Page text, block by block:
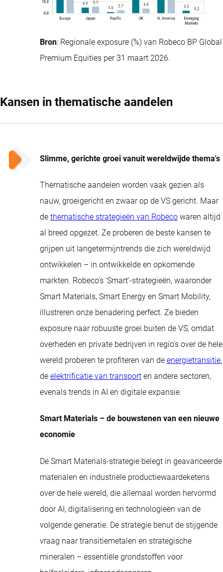
Bron: Regionale exposure (%) van Robeco BP Global
Premium Equities per 31 maart 2026.
Kansen in thematische aandelen
Slimme, gerichte groei vanuit wereldwijde thema's
Thematische aandelen worden vaak gezien als
nauw, groeigericht en zwaar op de VS gericht. Maar
de thematische strategieën van Robeco waren altijd
al breed opgezet. Ze proberen de beste kansen te
grijpen uit langetermijntrends die zich wereldwijd
ontwikkelen – in ontwikkelde en opkomende
markten. Robeco's 'Smart'-strategieën, waaronder
Smart Materials, Smart Energy en Smart Mobility,
illustreren onze benadering perfect. Ze bieden
exposure naar robuuste groei buiten de VS, omdat
overheden en private bedrijven in regio's over de hele
wereld proberen te profiteren van de energietransitie,
de elektrificatie van transport en andere sectoren,
evenals trends in AI en digitale expansie.
Smart Materials – de bouwstenen van een nieuwe
economie
De Smart Materials-strategie belegt in geavanceerde
materialen en industriële productiewaardeketens
over de hele wereld, die allemaal worden hervormd
door AI, digitalisering en technologieën van de
volgende generatie. De strategie benut de stijgende
vraag naar transitiemetalen en strategische
mineralen – essentiële grondstoffen voor